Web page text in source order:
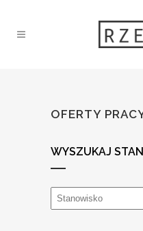
OFERTY
WYSZUKAJ